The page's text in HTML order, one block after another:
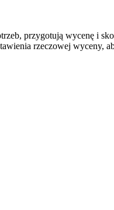
przygotują wycenę i
rzeczowej wyceny,